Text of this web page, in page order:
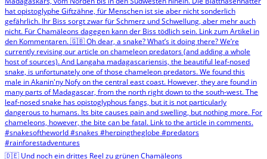
🇩🇪 Und noch ein drittes Reel zu grünen Chamäleons